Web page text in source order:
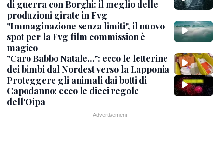
di guerra con Borghi: il meglio delle
produzioni girate in Fvg
"Immaginazione senza limiti", il nuovo
spot per la Fvg film commission è
magico
"Caro Babbo Natale...": ecco le letterine
dei bimbi dal Nordest verso la Lapponia
Proteggere gli animali dai botti di
Capodanno: ecco le dieci regole
dell'Oipa